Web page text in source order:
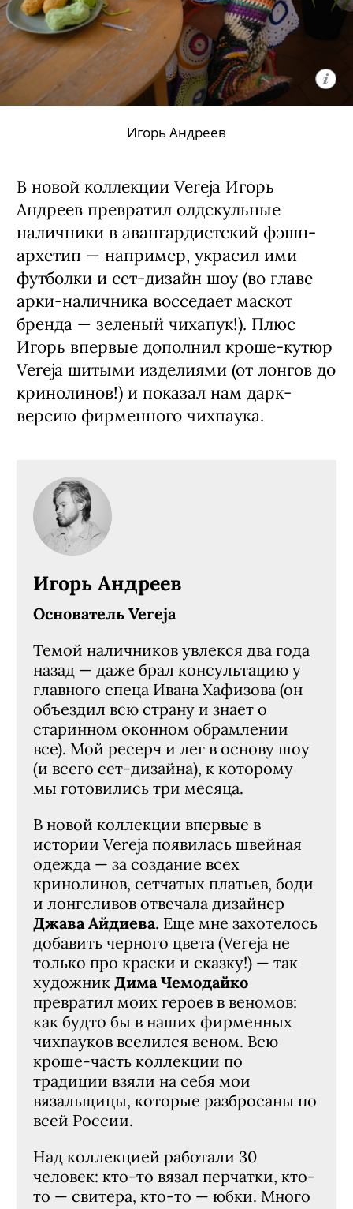
Игорь Андреев
В новой коллекции Vereja Игорь
Андреев превратил олдскульные
наличники в авангардистский фэшн-
архетип — например, украсил ими
футболки и сет-дизайн шоу (во главе
арки-наличника восседает маскот
бренда — зеленый чихапук!). Плюс
Игорь впервые дополнил кроше-кутюр
Vereja шитыми изделиями (от лонгов до
кринолинов!) и показал нам дарк-
версию фирменного чихпаука.
Игорь Андреев
Основатель Vereja
Темой наличников увлекся два года
назад — даже брал консультацию у
главного спеца Ивана Хафизова (он
объездил всю страну и знает о
старинном оконном обрамлении
все). Мой ресерч и лег в основу шоу
(и всего сет-дизайна), к которому
мы готовились три месяца.
В новой коллекции впервые в
истории Vereja появилась швейная
одежда — за создание всех
кринолинов, сетчатых платьев, боди
и лонгсливов отвечала дизайнер
Джава Айдиева. Еще мне захотелось
добавить черного цвета (Vereja не
только про краски и сказку!) — так
художник Дима Чемодайко
превратил моих героев в веномов:
как будто бы в наших фирменных
чихпауков вселился веном. Всю
кроше-часть коллекции по
традиции взяли на себя мои
вязальщицы, которые разбросаны по
всей России.
Над коллекцией работали 30
человек: кто-то вязал перчатки, кто-
то — свитера, кто-то — юбки. Много